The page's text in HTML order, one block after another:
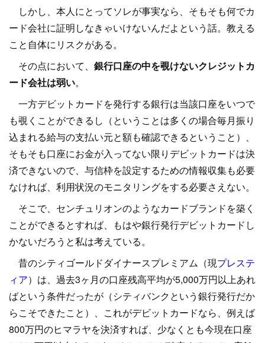
しかし、本人にとってソレが事実なら、そもそも何でカ
ード会社に証明しなきゃいけないんだよという話。教える
こと自体にリスクがある。
その点において、 銀行口座の中を覗けないクレジットカ
ード会社は弱い。
一方デビットカードを発行する銀行は当該口座をいつで
も覗くことができるし（ということは多くの場合毎月振り
込まれる給与の支払い元と額も確認できるということ）、
そもそも口座にお金が入ってない限りデビットカードは決
済できないので、与信枠を設定するための情報収集も必要
なければ、利用状況のモニタリングをする必要さえない。
そこで、センチュリオンのようなカードブランドを築く
ことができるとすれば、もはや銀行発行デビットカードし
かないだろうと私は考えている。
昔のシティゴールドダイナースプレミアム（現プレステ
ィア）は、過去3ヶ月の口座残高平均が5,000万円以上あれ
ばという条件だったが（シティバンクという銀行発行だか
らこそできたこと）、これがデビットカードなら、例えば
800万円のヒマラヤを決済すれば、少なくとも今現在口座